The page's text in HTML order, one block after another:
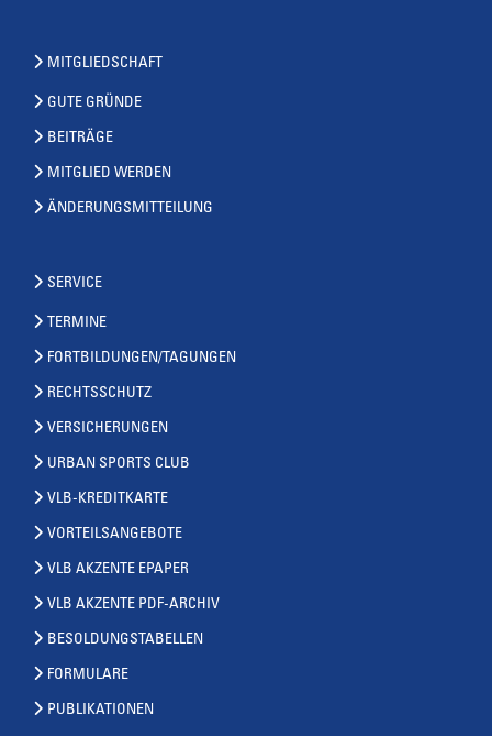
MITGLIEDSCHAFT
GUTE GRÜNDE
BEITRÄGE
MITGLIED WERDEN
ÄNDERUNGSMITTEILUNG
SERVICE
TERMINE
FORTBILDUNGEN/TAGUNGEN
RECHTSSCHUTZ
VERSICHERUNGEN
URBAN SPORTS CLUB
VLB-KREDITKARTE
VORTEILSANGEBOTE
VLB AKZENTE EPAPER
VLB AKZENTE PDF-ARCHIV
BESOLDUNGSTABELLEN
FORMULARE
PUBLIKATIONEN